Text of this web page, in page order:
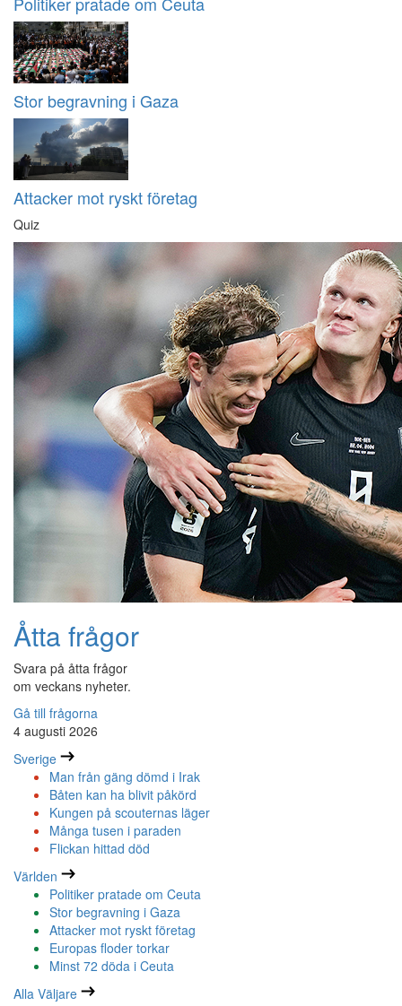
Stor begravning i Gaza
Attacker mot ryskt företag
Quiz
Åtta frågor
Svara på åtta frågor
om veckans nyheter.
Gå till frågorna
4 augusti 2026
Sverige
Man från gäng dömd i Irak
Båten kan ha blivit påkörd
Kungen på scouternas läger
Många tusen i paraden
Flickan hittad död
Världen
Politiker pratade om Ceuta
Stor begravning i Gaza
Attacker mot ryskt företag
Europas floder torkar
Minst 72 döda i Ceuta
Alla Väljare